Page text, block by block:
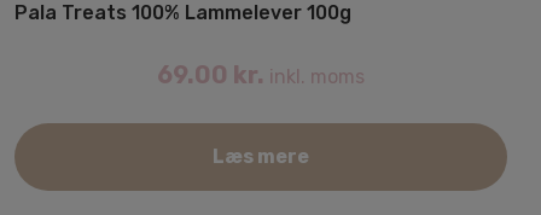
Pala Treats 100% Lammelever 100g
69.00 kr. inkl. moms
Læs mere